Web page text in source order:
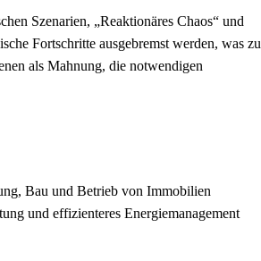
Szenarien, „Reaktionäres Chaos“ und
Fortschritte ausgebremst werden, was zu
als Mahnung, die notwendigen
Bau und Betrieb von Immobilien
und effizienteres Energiemanagement